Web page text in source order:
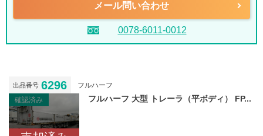
メール問い合わせ
0078-6011-0012
出品番号 6296
フルハーフ
確認済み
フルハーフ 大型 トレーラ（平ボディ） FP...